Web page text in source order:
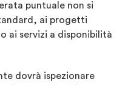
puntuale non si
ai progetti
ai servizi a disponibilità
dovrà ispezionare